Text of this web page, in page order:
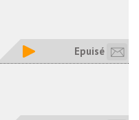
Epuisé